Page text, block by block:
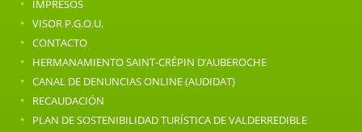
IMPRESOS
· VISOR P.G.O.U.
· CONTACTO
· HERMANAMIENTO SAINT-CRÉPIN D’AUBEROCHE
· CANAL DE DENUNCIAS ONLINE (AUDIDAT)
· RECAUDACIÓN
· PLAN DE SOSTENIBILIDAD TURÍSTICA DE VALDERREDIBLE